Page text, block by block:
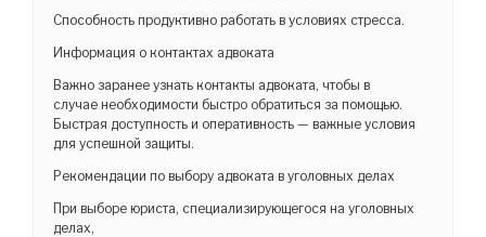
Способность продуктивно работать в условиях стресса.
Информация о контактах адвоката
Важно заранее узнать контакты адвоката, чтобы в
случае необходимости быстро обратиться за помощью.
Быстрая доступность и оперативность — важные условия
для успешной защиты.
Рекомендации по выбору адвоката в уголовных делах
При выборе юриста, специализирующегося на уголовных
делах,